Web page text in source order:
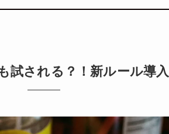
試される？！新ルール導入